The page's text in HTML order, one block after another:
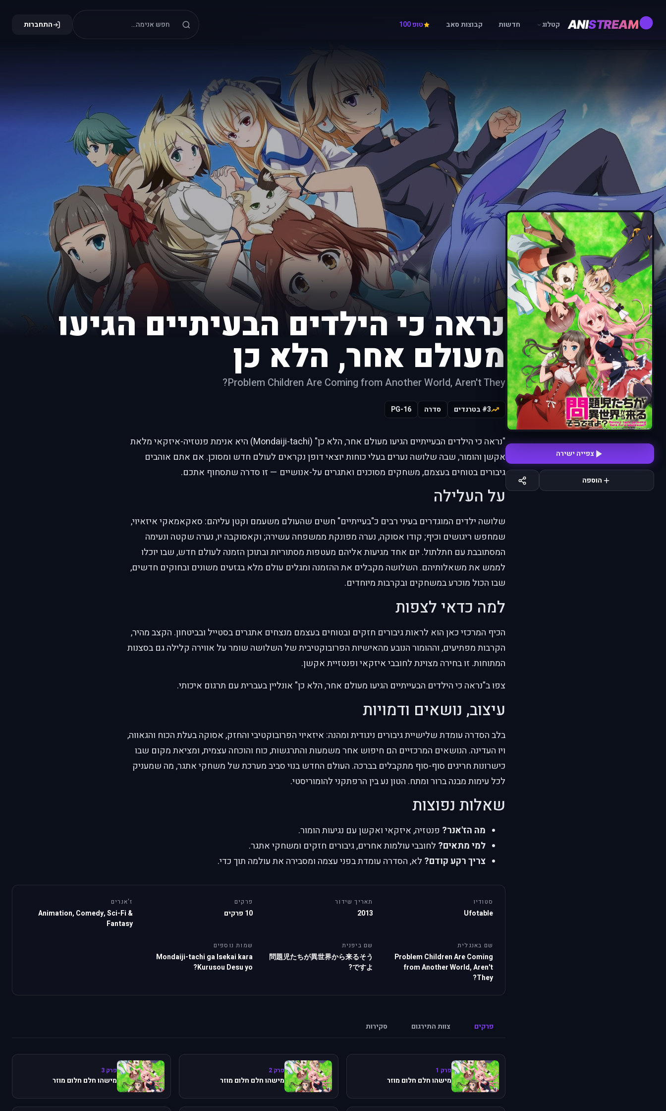
ANISTREAM קטלוג חדשות קבוצות סאב טופ 100 התחברות
צפייה ישירה
הוספה
נראה כי הילדים הבעיתיים הגיעו
מעולם אחר, הלא כן
Problem Children Are Coming from Another World, Aren't They?
#3 בטרנדים סדרה PG-16
"נראה כי הילדים הבעייתיים הגיעו מעולם אחר, הלא כן" (Mondaiji-tachi) היא אנימת פנטזיה-איזקאי מלאת
אקשן והומור, שבה שלושה נערים בעלי כוחות יוצאי דופן נקראים לעולם חדש ומסוכן. אם אתם אוהבים
גיבורים בטוחים בעצמם, משחקים מסוכנים ואתגרים על-אנושיים — זו סדרה שתסחוף אתכם.
על העלילה
שלושה ילדים המוגדרים בעיני רבים כ"בעייתיים" חשים שהעולם משעמם וקטן עליהם: סאקאמאקי איזאיוי,
שמחפש ריגושים וכיף; קודו אסוקה, נערה מפונקת ממשפחה עשירה; וקאסוקבה יו, נערה שקטה ונעימה
המסתובבת עם חתלתול. יום אחד מגיעות אליהם מעטפות מסתוריות ובתוכן הזמנה לעולם חדש, שבו יוכלו
לממש את משאלותיהם. השלושה מקבלים את ההזמנה ומגלים עולם מלא בגזעים משונים ובחוקים חדשים,
שבו הכול מוכרע במשחקים ובקרבות מיוחדים.
למה כדאי לצפות
הכיף המרכזי כאן הוא לראות גיבורים חזקים ובטוחים בעצמם מנצחים אתגרים בסטייל ובביטחון. הקצב מהיר,
הקרבות מפתיעים, וההומור הנובע מהאישיות הפרובוקטיבית של השלושה שומר על אווירה קלילה גם בסצנות
המתוחות. זו בחירה מצוינת לחובבי איזקאי ופנטזיית אקשן.
צפו ב"נראה כי הילדים הבעייתיים הגיעו מעולם אחר, הלא כן" אונליין בעברית עם תרגום איכותי.
עיצוב, נושאים ודמויות
בלב הסדרה עומדת שלישיית גיבורים ניגודית ומהנה: איזאיוי הפרובוקטיבי והחזק, אסוקה בעלת הכוח והגאווה,
ויו העדינה. הנושאים המרכזיים הם חיפוש אחר משמעות והתרגשות, כוח והוכחה עצמית, ומציאת מקום שבו
כישרונות חריגים סוף-סוף מתקבלים בברכה. העולם החדש בנוי סביב מערכת של משחקי אתגר, מה שמעניק
לכל עימות מבנה ברור ומתח. הטון נע בין הרפתקני להומוריסטי.
שאלות נפוצות
מה הז'אנר? פנטזיה, איזקאי ואקשן עם נגיעות הומור.
למי מתאים? לחובבי עולמות אחרים, גיבורים חזקים ומשחקי אתגר.
צריך רקע קודם? לא, הסדרה עומדת בפני עצמה ומסבירה את עולמה תוך כדי.
סטודיו
Ufotable
תאריך שידור
2013
פרקים
10 פרקים
ז'אנרים
Animation, Comedy, Sci-Fi &
Fantasy
שם באנגלית
Problem Children Are Coming
from Another World, Aren't
They?
שם ביפנית
問題児たちが異世界から来るそう
ですよ?
שמות נוספים
Mondaiji-tachi ga Isekai kara
Kurusou Desu yo?
פרקים צוות התירגום סקירות
פרק 1
מישהו חלם חלום מוזר
פרק 2
מישהו חלם חלום מוזר
פרק 3
מישהו חלם חלום מוזר